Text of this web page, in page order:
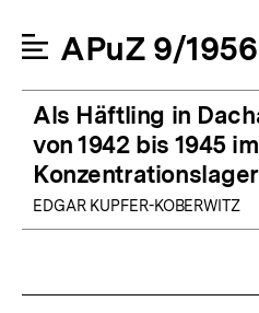
APuZ 9/1956
Als Häftling in
von 1942 bis 1945 im
EDGAR KUPFER-KOBERWITZ